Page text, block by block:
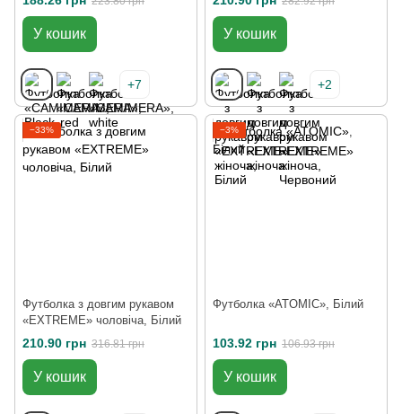
У кошик
+7
У кошик
+2
−33%
Футболка з довгим рукавом
«EXTREME» чоловіча, Білий
210.90 грн 316.81 грн
У кошик
−3%
Футболка «ATOMIC», Білий
103.92 грн 106.93 грн
У кошик